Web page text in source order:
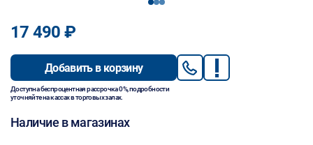
123
17 490 ₽
Добавить в корзину
Доступна беспроцентная рассрочка 0%, подробности
уточняйте на кассах в торговых залах.
Наличие в магазинах